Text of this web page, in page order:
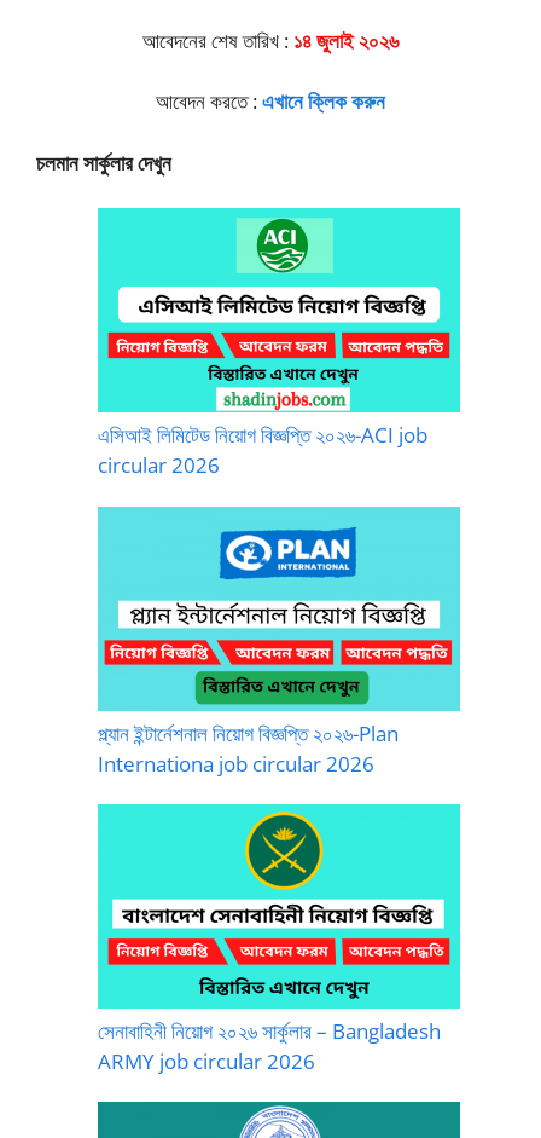
আবেদনের শেষ তারিখ : ১৪ জুলাই ২০২৬
আবেদন করতে :এখানে ক্লিক করুন
চলমান সার্কুলার দেখুন
এসিআই লিমিটেড নিয়োগ বিজ্ঞপ্তি ২০২৬-ACI job
circular 2026
প্ল্যান ইন্টার্নেশনাল নিয়োগ বিজ্ঞপ্তি ২০২৬-Plan
Internationa job circular 2026
সেনাবাহিনী নিয়োগ ২০২৬ সার্কুলার – Bangladesh
ARMY job circular 2026